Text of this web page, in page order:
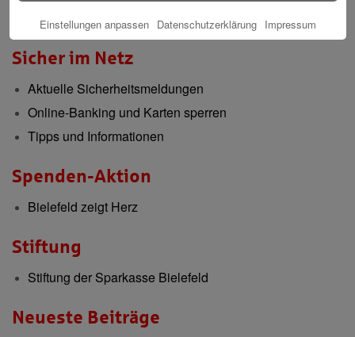
Aktuelle Meldungen
Sicher im Netz
Aktuelle Sicherheitsmeldungen
Online-Banking und Karten sperren
Tipps und Informationen
Spenden-Aktion
Bielefeld zeigt Herz
Stiftung
Stiftung der Sparkasse Bielefeld
Neueste Beiträge
Einstellungen anpassen Datenschutzerklärung Impressum